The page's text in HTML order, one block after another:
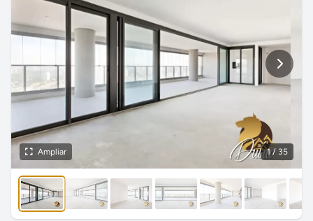
1/ 35
Ampliar